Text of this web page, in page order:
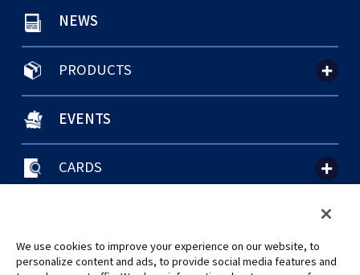
NEWS
PRODUCTS
EVENTS
CARDS
We use cookies to improve your experience on our website, to
personalize content and ads, to provide social media features and